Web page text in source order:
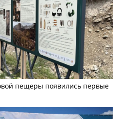
пещеры появились первые